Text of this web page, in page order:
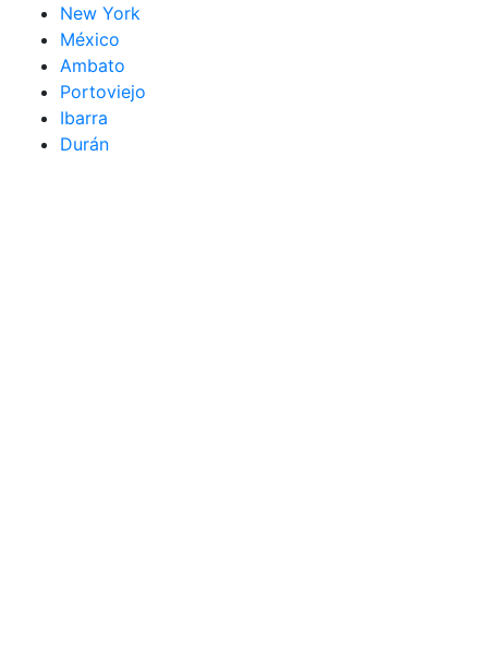
New York
México
Ambato
Portoviejo
Ibarra
Durán